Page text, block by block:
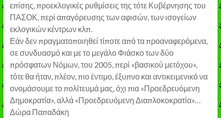
επίσης, προεκλογικές ρυθμίσεις της τότε Κυβέρνησης του
ΠΑΣΟΚ, περί απαγόρευσης των αφισών, των ισογείων
εκλογικών κέντρων κλπ.
Εάν δεν πραγματοποιηθεί τίποτε από τα προαναφερόμενα,
σε συνδυασμό και με το μεγάλο Φιάσκο των δύο
πρόσφατων Νόμων, του 2005, περί «βασικού μετόχου»,
τότε θα ήταν, πλέον, πιο έντιμο, έξυπνο και αντικειμενικό να
ονομάσουμε το πολίτευμά μας, όχι πια «Προεδρευόμενη
Δημοκρατία», αλλά «Προεδρευόμενη Διαπλοκοκρατία»…
Δώρα Παπαδάκη